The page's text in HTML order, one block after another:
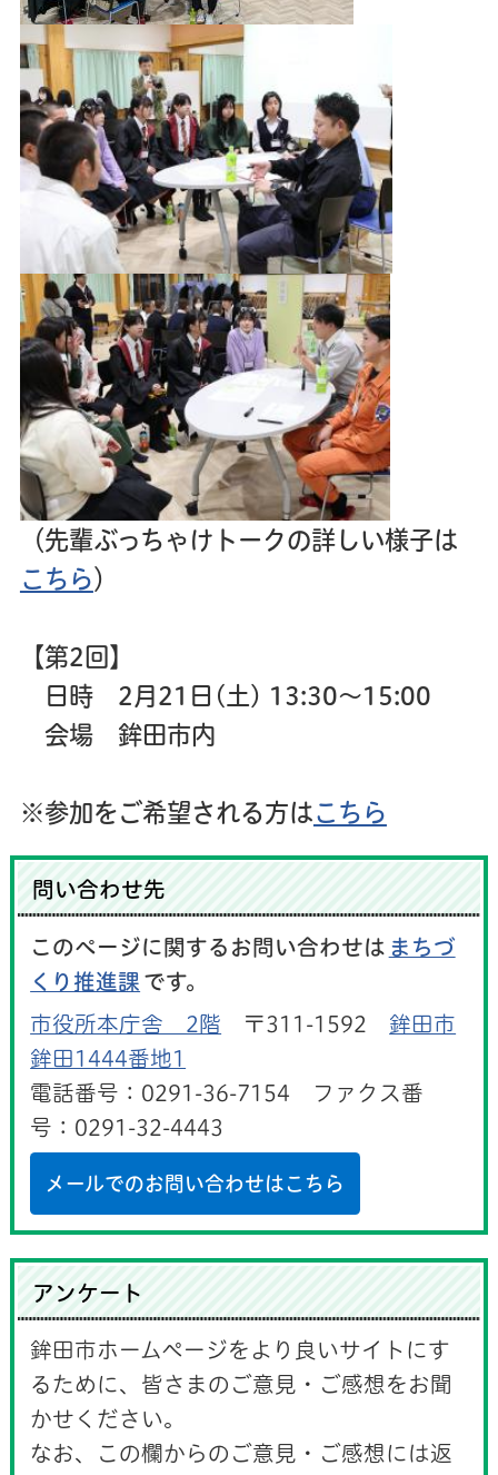
（先輩ぶっちゃけトークの詳しい様子は
こちら）
【第2回】
日時 2月21日(土) 13:30～15:00
会場 鉾田市内
※参加をご希望される方はこちら
問い合わせ先
このページに関するお問い合わせは まちづ
くり推進課 です。
市役所本庁舎 2階 〒311-1592 鉾田市
鉾田1444番地1
電話番号：0291-36-7154 ファクス番
号：0291-32-4443
メールでのお問い合わせはこちら
アンケート
鉾田市ホームページをより良いサイトにす
るために、皆さまのご意見・ご感想をお聞
かせください。
なお、この欄からのご意見・ご感想には返